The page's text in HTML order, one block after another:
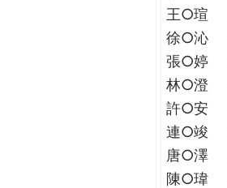
王○瑄
徐○沁
張○婷
林○澄
許○安
連○竣
唐○澤
陳○瑋